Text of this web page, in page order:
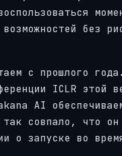
без
с прошлого
ICLR этой
AI
совпало, что
о запуске во